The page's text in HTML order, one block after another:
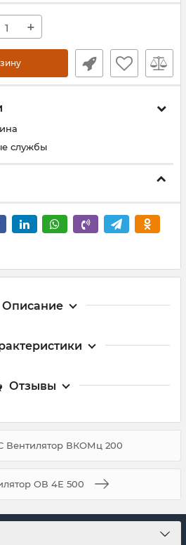
+
службы
Описание
Отзывы
Вентилятор ВКОМц 200
ОВ 4Е 500